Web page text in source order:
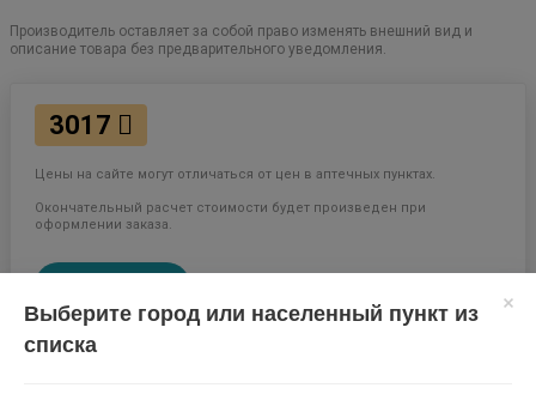
Производитель оставляет за собой право изменять внешний вид и
описание товара без предварительного уведомления.
3017
Цены на сайте могут отличаться от цен в аптечных пунктах.
Окончательный расчет стоимости будет произведен при
оформлении заказа.
Выберите город или населенный пункт из
списка